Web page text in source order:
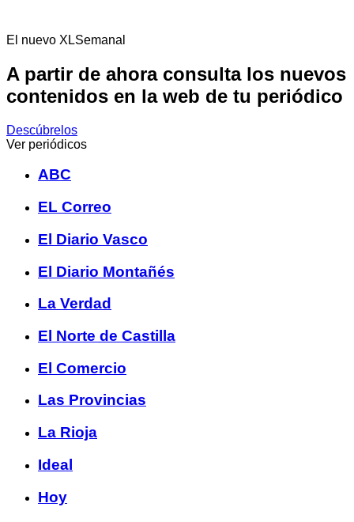
El nuevo XLSemanal
A partir de ahora consulta los nuevos
contenidos en la web de tu periódico
Descúbrelos
Ver periódicos
ABC
EL Correo
El Diario Vasco
El Diario Montañés
La Verdad
El Norte de Castilla
El Comercio
Las Provincias
La Rioja
Ideal
Hoy